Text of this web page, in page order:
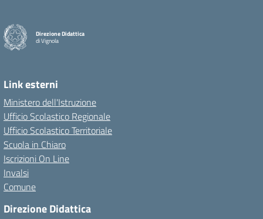
Direzione Didattica
di Vignola
Link esterni
Ministero dell'Istruzione
Ufficio Scolastico Regionale
Ufficio Scolastico Territoriale
Scuola in Chiaro
Iscrizioni On Line
Invalsi
Comune
Direzione Didattica